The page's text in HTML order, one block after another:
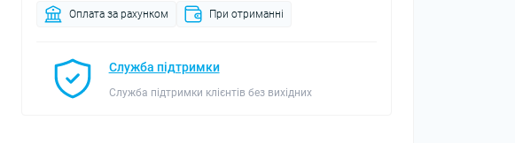
Оплата за рахунком При отриманні
Служба підтримки
Служба підтримки клієнтів без вихідних